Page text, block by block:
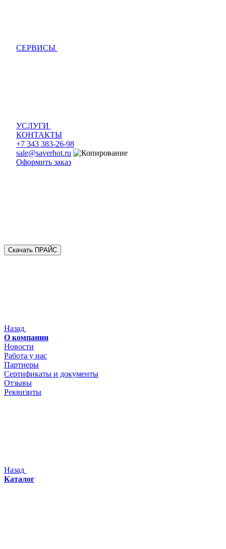
СЕРВИСЫ
УСЛУГИ
КОНТАКТЫ
+7 343 383-26-98
sale@saverhot.ru
Оформить заказ
Скачать ПРАЙС
Назад
О компании
Новости
Работа у нас
Партнеры
Сертификаты и документы
Отзывы
Реквизиты
Назад
Каталог